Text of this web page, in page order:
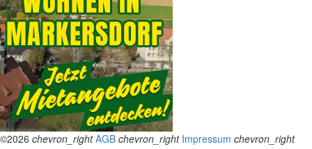
©2026 chevron_right AGB chevron_right Impressum chevron_right